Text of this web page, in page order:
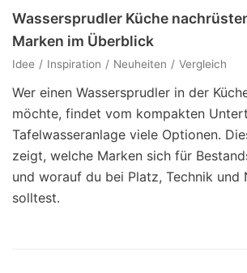
Wassersprudler Küche
Marken im Überblick
Idee Inspiration Neuheiten Vergleich
Wer einen Wassersprudler in der
möchte, findet vom kompakten
Tafelwasseranlage viele Optionen.
zeigt, welche Marken sich für
und worauf du bei Platz, Technik und
solltest.